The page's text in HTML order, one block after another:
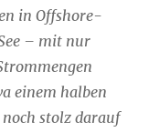
in Offshore-
– mit nur
einem halben
stolz darauf